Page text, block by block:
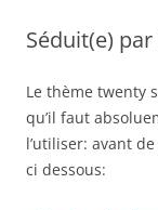
Séduit(e)
Le thème twenty
qu’il faut
l’utiliser: avant
ci dessous: